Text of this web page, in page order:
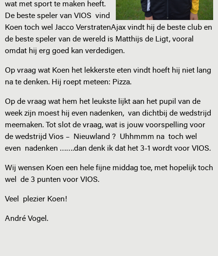
wat met sport te maken heeft.
De beste speler van VIOS vind
Koen toch wel Jacco VerstratenAjax vindt hij de beste club en
de beste speler van de wereld is Matthijs de Ligt, vooral
omdat hij erg goed kan verdedigen.
Op vraag wat Koen het lekkerste eten vindt hoeft hij niet lang
na te denken. Hij roept meteen: Pizza.
Op de vraag wat hem het leukste lijkt aan het pupil van de
week zijn moest hij even nadenken, van dichtbij de wedstrijd
meemaken. Tot slot de vraag, wat is jouw voorspelling voor
de wedstrijd Vios – Nieuwland ? Uhhmmm na toch wel
even nadenken …….dan denk ik dat het 3-1 wordt voor VIOS.
Wij wensen Koen een hele fijne middag toe, met hopelijk toch
wel de 3 punten voor VIOS.
Veel plezier Koen!
André Vogel.